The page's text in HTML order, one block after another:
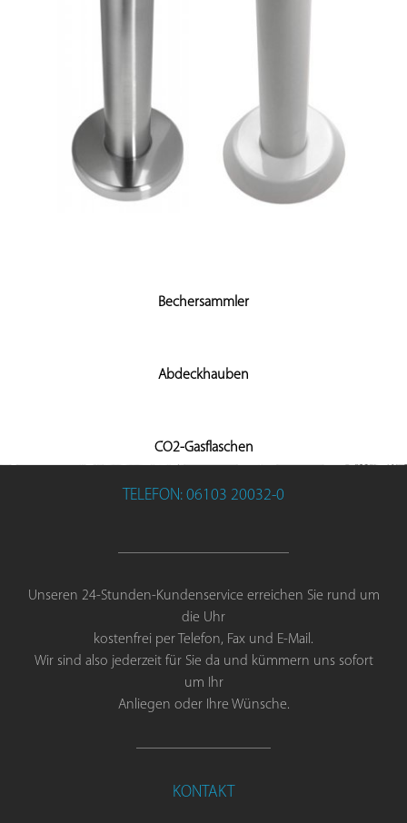
Bechersammler
Abdeckhauben
CO2-Gasflaschen
TELEFON: 06103 20032-0
Unseren 24-Stunden-Kundenservice erreichen Sie rund um
die Uhr
kostenfrei per Telefon, Fax und E-Mail.
Wir sind also jederzeit für Sie da und kümmern uns sofort
um Ihr
Anliegen oder Ihre Wünsche.
KONTAKT